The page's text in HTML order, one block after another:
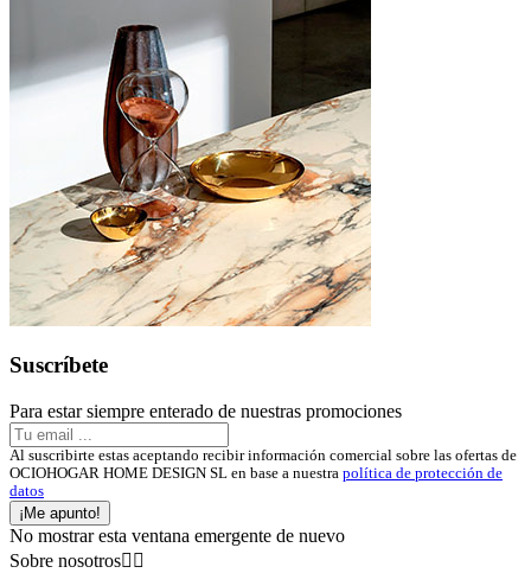
Suscríbete
Para estar siempre enterado de nuestras promociones
Al suscribirte estas aceptando recibir información comercial sobre las ofertas de
OCIOHOGAR HOME DESIGN SL en base a nuestra política de protección de
datos
¡Me apunto!
No mostrar esta ventana emergente de nuevo
Sobre nosotros 